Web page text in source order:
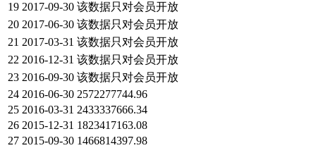
19 2017-09-30 该数据只对会员开放
20 2017-06-30 该数据只对会员开放
21 2017-03-31 该数据只对会员开放
22 2016-12-31 该数据只对会员开放
23 2016-09-30 该数据只对会员开放
24 2016-06-30 2572277744.96
25 2016-03-31 2433337666.34
26 2015-12-31 1823417163.08
27 2015-09-30 1466814397.98